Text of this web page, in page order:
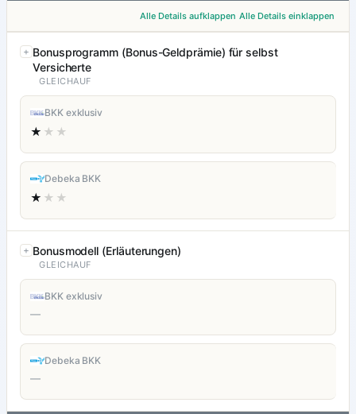
Alle Details aufklappen Alle Details einklappen
Bonusprogramm (Bonus-Geldprämie) für selbst
Versicherte
GLEICHAUF
BKK exklusiv
★ ★★
Debeka BKK
★ ★★
Bonusmodell (Erläuterungen)
GLEICHAUF
BKK exklusiv
—
Debeka BKK
—